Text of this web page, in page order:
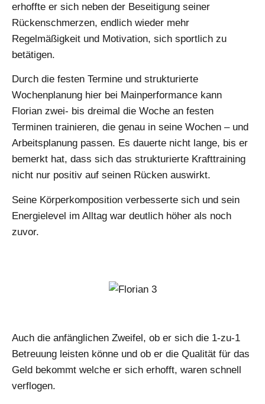
erhoffte er sich neben der Beseitigung seiner
Rückenschmerzen, endlich wieder mehr
Regelmäßigkeit und Motivation, sich sportlich zu
betätigen.
Durch die festen Termine und strukturierte
Wochenplanung hier bei Mainperformance kann
Florian zwei- bis dreimal die Woche an festen
Terminen trainieren, die genau in seine Wochen – und
Arbeitsplanung passen. Es dauerte nicht lange, bis er
bemerkt hat, dass sich das strukturierte Krafttraining
nicht nur positiv auf seinen Rücken auswirkt.
Seine Körperkomposition verbesserte sich und sein
Energielevel im Alltag war deutlich höher als noch
zuvor.
Auch die anfänglichen Zweifel, ob er sich die 1-zu-1
Betreuung leisten könne und ob er die Qualität für das
Geld bekommt welche er sich erhofft, waren schnell
verflogen.